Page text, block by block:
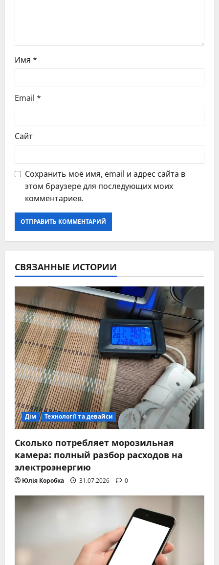
и
с
я
м
Имя *
Email *
Сайт
Сохранить моё имя, email и адрес сайта в
этом браузере для последующих моих
комментариев.
СВЯЗАННЫЕ ИСТОРИИ
Дім Технології та девайси
Сколько потребляет морозильная
камера: полный разбор расходов на
электроэнергию
Юлія Коробка 31.07.2026 0